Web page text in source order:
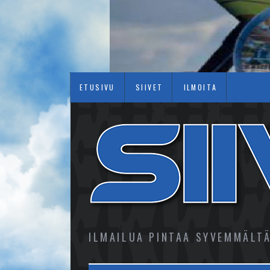
ETUSIVU SIIVET ILMOITA
ILMAILUA PINTAA